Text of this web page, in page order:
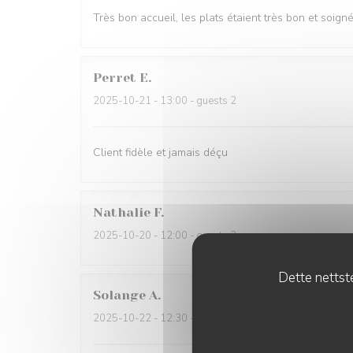
Dette
Très bon accueil, les plats étaient très bon et
Perret E
2025-10-21 - 13:00 - guests 2
Client fidèle et jamais déçu
Nathalie F
2025-10-20 - 12:00 - guests 3
Solange A
2025-10-22 - 12:30 - guests 2